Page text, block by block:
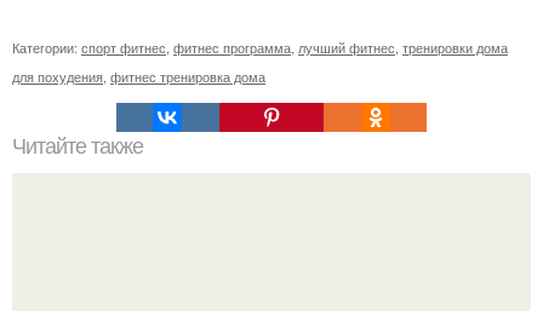
Категории: спорт фитнес фитнес программа лучший фитнес тренировки дома
для похудения фитнес тренировка дома
Читайте также